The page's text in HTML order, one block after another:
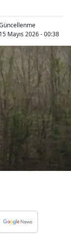
Bilecik
Bingöl
Bitlis
Bolu
Burdur
Bursa
Çanakkale
Çankırı
Denizli
Diyarbakır
15 Mayıs 2026 - 00:38